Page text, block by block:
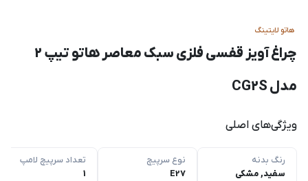
هاتو لایتینگ
چراغ آویز قفسی فلزی سبک معاصر هاتو تیپ 2
مدل CG2S
ویژگی‌های اصلی
رنگ بدنه
سفید, مشکی
نوع سرپیچ
E27
تعداد سرپیچ لامپ
1